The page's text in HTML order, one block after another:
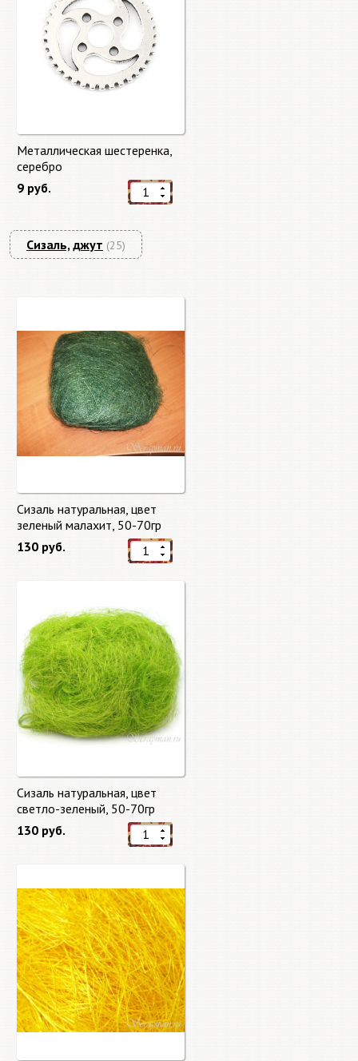
Металлическая шестеренка,
серебро
9 руб.
Сизаль, джут (25)
Сизаль натуральная, цвет
зеленый малахит, 50-70гр
130 руб.
Сизаль натуральная, цвет
светло-зеленый, 50-70гр
130 руб.